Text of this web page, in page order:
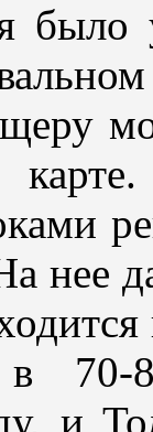
у
нее
70-
и